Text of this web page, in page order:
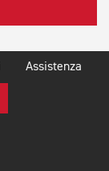
Assistenza